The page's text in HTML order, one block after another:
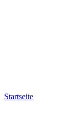
Startseite